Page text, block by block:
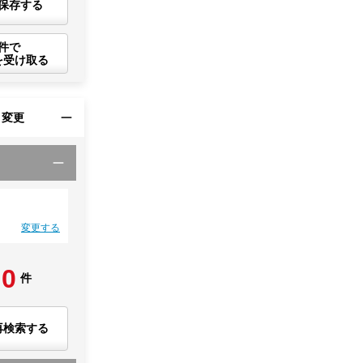
存する
で
受け取る
更
変更する
0 件
検索する